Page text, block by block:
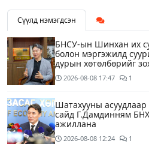
Сүүлд нэмэгдсэн
БНСУ-ын Шинхан их
болон мэргэжилд
дурын хөтөлбөрийг
2026-08-08 17:47 1
Шатахууны
сайд Г.Дамдинням
ажиллана
2026-08-08 12:24 1